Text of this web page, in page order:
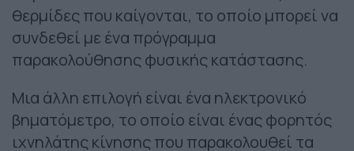
θερμίδες που καίγονται, το οποίο μπορεί να
συνδεθεί με ένα πρόγραμμα
παρακολούθησης φυσικής κατάστασης.
Μια άλλη επιλογή είναι ένα ηλεκτρονικό
βηματόμετρο, το οποίο είναι ένας φορητός
ιχνηλάτης κίνησης που παρακολουθεί τα